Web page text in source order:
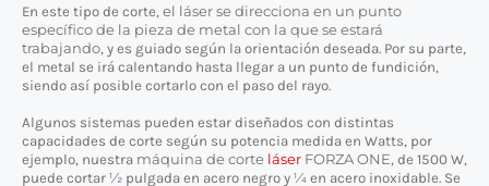
En este tipo de corte, el láser se direcciona en un punto
específico de la pieza de metal con la que se estará
trabajando, y es guiado según la orientación deseada. Por su parte,
el metal se irá calentando hasta llegar a un punto de fundición,
siendo así posible cortarlo con el paso del rayo.
Algunos sistemas pueden estar diseñados con distintas
capacidades de corte según su potencia medida en Watts, por
ejemplo, nuestra máquina de corte láser FORZA ONE, de 1500 W,
puede cortar ½ pulgada en acero negro y ¼ en acero inoxidable. Se